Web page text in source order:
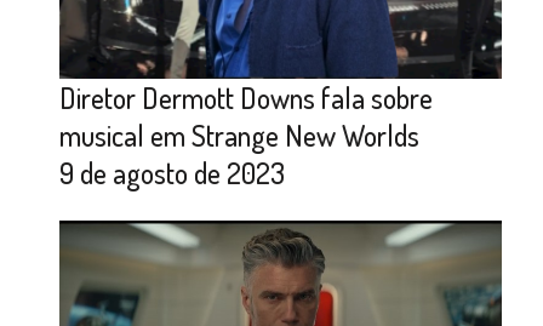
Diretor Dermott Downs fala sobre
musical em Strange New Worlds
9 de agosto de 2023